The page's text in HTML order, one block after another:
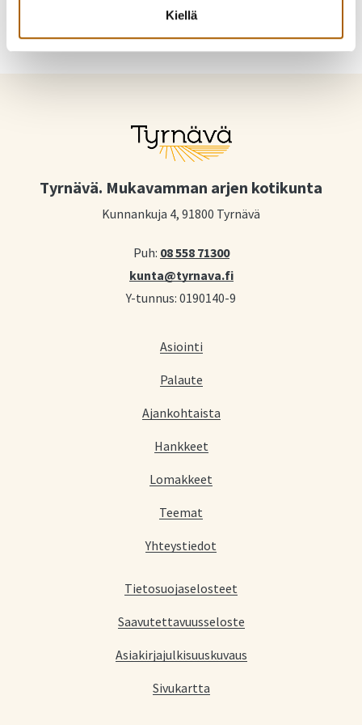
Kiellä
Tyrnävä. Mukavamman arjen kotikunta
Kunnankuja 4, 91800 Tyrnävä
Puh: 08 558 71300
kunta@tyrnava.fi
Y-tunnus: 0190140-9
Asiointi
Palaute
Ajankohtaista
Hankkeet
Lomakkeet
Teemat
Yhteystiedot
Tietosuojaselosteet
Saavutettavuusseloste
Asiakirjajulkisuuskuvaus
Sivukartta